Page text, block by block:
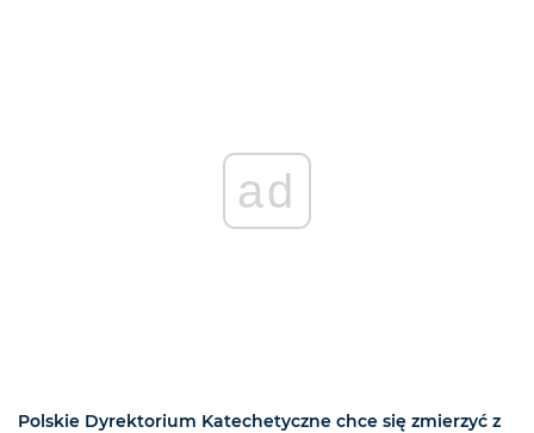
ad
Polskie Dyrektorium Katechetyczne chce się zmierzyć z